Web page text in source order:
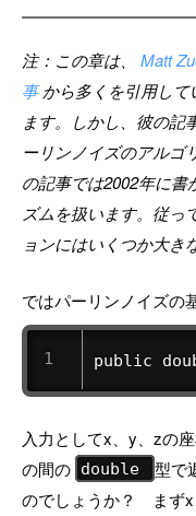
注：この章は、 Matt
事から多くを引用して
ます。しかし、彼の記
ーリンノイズのアルゴ
の記事では2002年に
ズムを扱います。従っ
ョンにはいくつか大き
ではパーリンノイズの
public
入力としてx、y、zの
の間の double
型で
のでしょうか？ まずx